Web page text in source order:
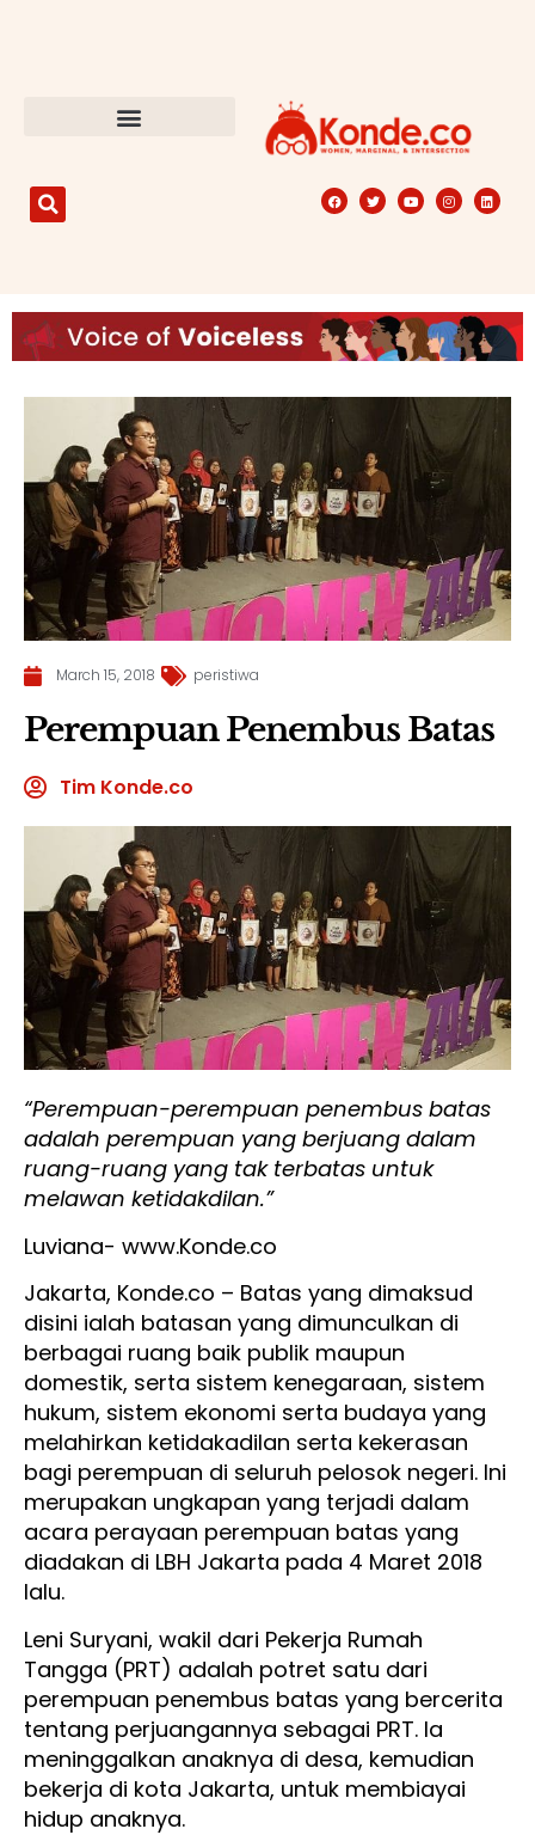
March 15, 2018 peristiwa
Perempuan Penembus Batas
Tim Konde.co
“Perempuan-perempuan penembus batas
adalah perempuan yang berjuang dalam
ruang-ruang yang tak terbatas untuk
melawan ketidakdilan.”
Luviana- www.Konde.co
Jakarta, Konde.co – Batas yang dimaksud
disini ialah batasan yang dimunculkan di
berbagai ruang baik publik maupun
domestik, serta sistem kenegaraan, sistem
hukum, sistem ekonomi serta budaya yang
melahirkan ketidakadilan serta kekerasan
bagi perempuan di seluruh pelosok negeri. Ini
merupakan ungkapan yang terjadi dalam
acara perayaan perempuan batas yang
diadakan di LBH Jakarta pada 4 Maret 2018
lalu.
Leni Suryani, wakil dari Pekerja Rumah
Tangga (PRT) adalah potret satu dari
perempuan penembus batas yang bercerita
tentang perjuangannya sebagai PRT. Ia
meninggalkan anaknya di desa, kemudian
bekerja di kota Jakarta, untuk membiayai
hidup anaknya.